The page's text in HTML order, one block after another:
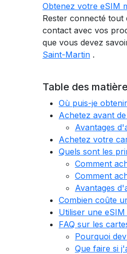
Obtenez votre eSIM
Rester connecté
contact avec vos
que vous devez
Saint-Martin .
Table des
Où puis-je
Achetez avant
Avantages
Achetez votre
Quels sont les
Comment
Comment
Avantages
Combien coûte
Utiliser une
FAQ sur les
Pourquoi
Que faire si